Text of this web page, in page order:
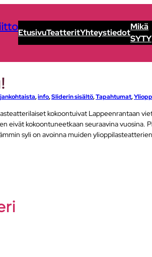
EtusivuTeatteritYhteystiedot
Mikä
SYTY
, info, Sliderin sisältö, Tapahtumat,
kokoontuivat Lappeenrantaan
eivät kokoontuneetkaan seuraavina vuosina.
syli on avoinna muiden